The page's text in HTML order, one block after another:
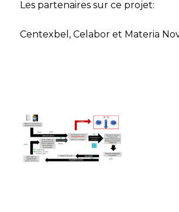
Les partenaires sur ce projet:
Centexbel, Celabor et Materia